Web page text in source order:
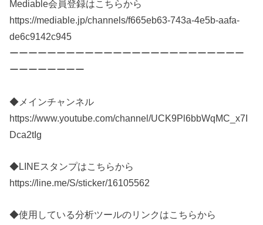
Mediable会員登録はこちらから
https://mediable.jp/channels/f665eb63-743a-4e5b-aafa-
de6c9142c945
ーーーーーーーーーーーーーーーーーーーーーーーーー
ーーーーーーーー
◆メインチャンネル
https://www.youtube.com/channel/UCK9Pl6bbWqMC_x7I
Dca2tIg
◆LINEスタンプはこちらから
https://line.me/S/sticker/16105562
◆使用している分析ツールのリンクはこちらから